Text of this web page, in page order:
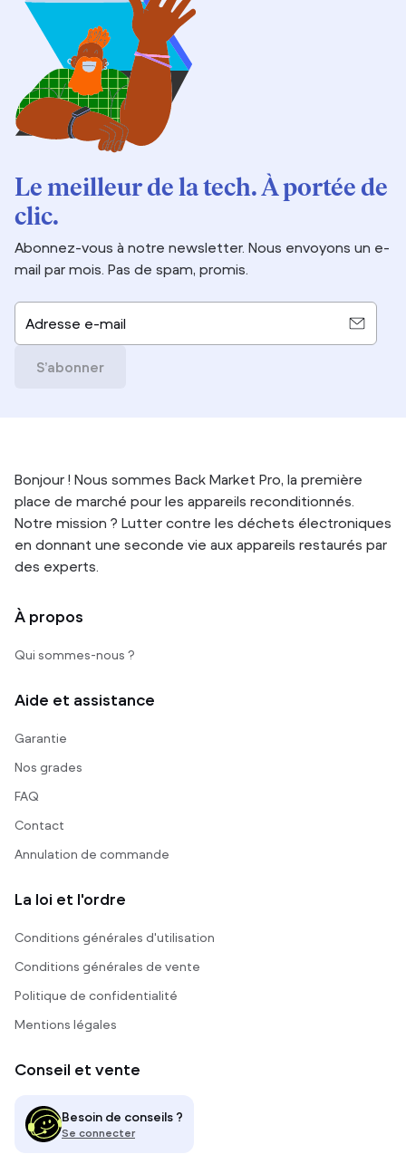
Le meilleur de la tech. À portée de
clic.
Abonnez-vous à notre newsletter. Nous envoyons un e-
mail par mois. Pas de spam, promis.
Adresse e-mail
S’abonner
Bonjour ! Nous sommes Back Market Pro, la première
place de marché pour les appareils reconditionnés.
Notre mission ? Lutter contre les déchets électroniques
en donnant une seconde vie aux appareils restaurés par
des experts.
À propos
Qui sommes-nous ?
Aide et assistance
Garantie
Nos grades
FAQ
Contact
Annulation de commande
La loi et l'ordre
Conditions générales d'utilisation
Conditions générales de vente
Politique de confidentialité
Mentions légales
Conseil et vente
Besoin de conseils ?
Se connecter